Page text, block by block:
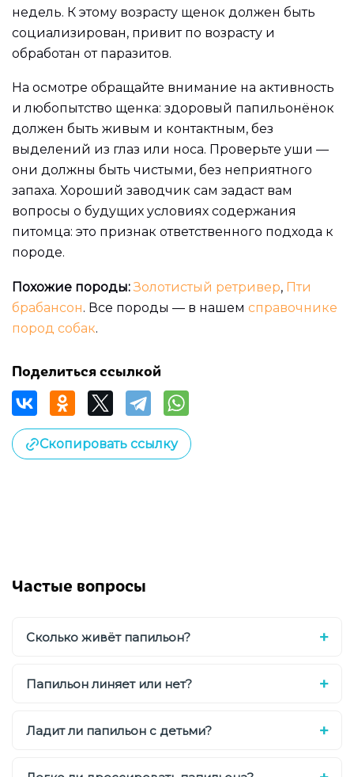
недель. К этому возрасту щенок должен быть
социализирован, привит по возрасту и
обработан от паразитов.
На осмотре обращайте внимание на активность
и любопытство щенка: здоровый папильонёнок
должен быть живым и контактным, без
выделений из глаз или носа. Проверьте уши —
они должны быть чистыми, без неприятного
запаха. Хороший заводчик сам задаст вам
вопросы о будущих условиях содержания
питомца: это признак ответственного подхода к
породе.
Похожие породы: Золотистый ретривер, Пти
брабансон. Все породы — в нашем справочнике
пород собак.
Поделиться ссылкой
Скопировать ссылку
Частые вопросы
Сколько живёт папильон?
Папильон линяет или нет?
Ладит ли папильон с детьми?